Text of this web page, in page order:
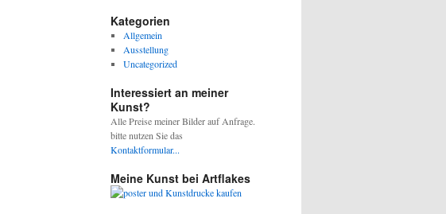
Kategorien
Allgemein
Ausstellung
Uncategorized
Interessiert an meiner
Kunst?
Alle Preise meiner Bilder auf Anfrage.
bitte nutzen Sie das
Kontaktformular...
Meine Kunst bei Artflakes